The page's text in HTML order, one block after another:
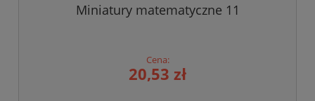
Miniatury matematyczne 11
Cena:
20,53 zł